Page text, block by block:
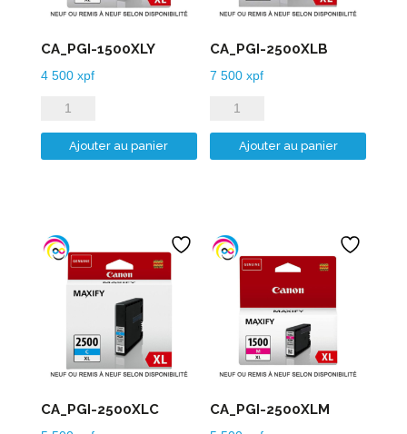
CA_PGI-1500XLY
4 500 xpf
quantité
de
CA_PGI-
Ajouter au panier
CA_PGI-2500XLB
7 500xpf
quantité
de
CA_PGI-
Ajouter au panier
CA_PGI-2500XLC CA_PGI-2500XLM